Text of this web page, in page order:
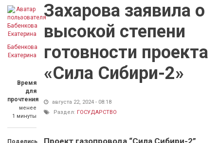
Бабенкова
Екатерина
Время
для
прочтения
менее
1 минуты
Поделись
Захарова заявила о
высокой степени
готовности проекта
«Сила Сибири-2»
августа 22, 2024 - 08:18
Раздел: ГОСУДАРСТВО
Проект газопровода “Сила Сибири-2”